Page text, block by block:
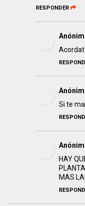
RESPONDER
Si te
HAY
MAS